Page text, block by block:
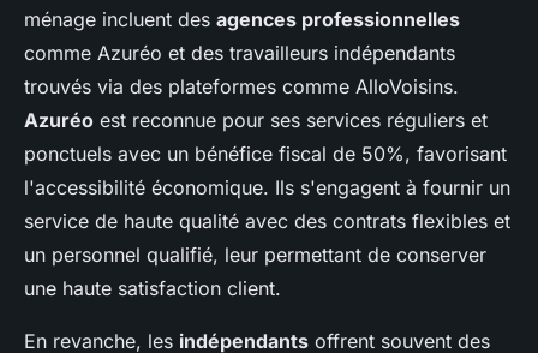
ménage incluent des agences professionnelles
comme Azuréo et des travailleurs indépendants
trouvés via des plateformes comme AlloVoisins.
Azuréo est reconnue pour ses services réguliers et
ponctuels avec un bénéfice fiscal de 50%, favorisant
l'accessibilité économique. Ils s'engagent à fournir un
service de haute qualité avec des contrats flexibles et
un personnel qualifié, leur permettant de conserver
une haute satisfaction client.
En revanche, les indépendants offrent souvent des